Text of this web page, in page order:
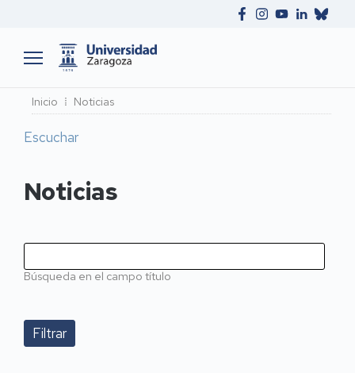
Ruta
de
navegación
Inicio Noticias
Escuchar
Noticias
Búsqueda en el campo título